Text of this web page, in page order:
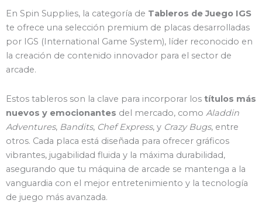
En Spin Supplies, la categoría de Tableros de Juego IGS
te ofrece una selección premium de placas desarrolladas
por IGS (International Game System), líder reconocido en
la creación de contenido innovador para el sector de
arcade.
Estos tableros son la clave para incorporar los títulos más
nuevos y emocionantes del mercado, como Aladdin
Adventures, Bandits, Chef Express, y Crazy Bugs, entre
otros. Cada placa está diseñada para ofrecer gráficos
vibrantes, jugabilidad fluida y la máxima durabilidad,
asegurando que tu máquina de arcade se mantenga a la
vanguardia con el mejor entretenimiento y la tecnología
de juego más avanzada.